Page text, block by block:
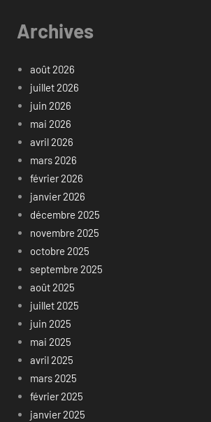
Archives
août 2026
juillet 2026
juin 2026
mai 2026
avril 2026
mars 2026
février 2026
janvier 2026
décembre 2025
novembre 2025
octobre 2025
septembre 2025
août 2025
juillet 2025
juin 2025
mai 2025
avril 2025
mars 2025
février 2025
janvier 2025